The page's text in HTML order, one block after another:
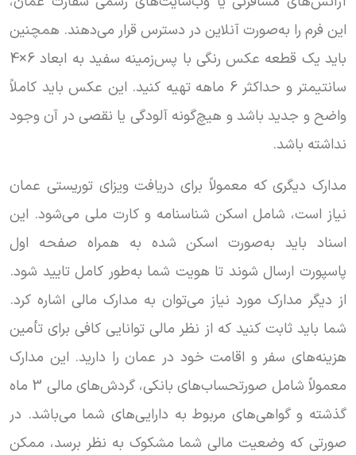
این فرم را به‌صورت آنلاین در دسترس قرار می‌دهند. همچنین
باید یک قطعه عکس رنگی با پس‌زمینه سفید به ابعاد 6×4
سانتیمتر و حداکثر 6 ماهه تهیه کنید. این عکس باید کاملاً
واضح و جدید باشد و هیچ‌گونه آلودگی یا نقصی در آن وجود
نداشته باشد.
مدارک دیگری که معمولاً برای دریافت ویزای توریستی عمان
نیاز است، شامل اسکن شناسنامه و کارت ملی می‌شود. این
اسناد باید به‌صورت اسکن شده به همراه صفحه اول
پاسپورت ارسال شوند تا هویت شما به‌طور کامل تایید شود.
از دیگر مدارک مورد نیاز می‌توان به مدارک مالی اشاره کرد.
شما باید ثابت کنید که از نظر مالی توانایی کافی برای تأمین
هزینه‌های سفر و اقامت خود در عمان را دارید. این مدارک
معمولاً شامل صورتحساب‌های بانکی، گردش‌های مالی 3 ماه
گذشته و گواهی‌های مربوط به دارایی‌های شما می‌باشد. در
صورتی که وضعیت مالی شما مشکوک به نظر برسد، ممکن